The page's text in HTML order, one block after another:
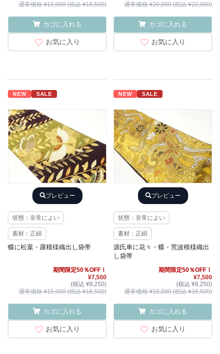
通常価格 ¥15,000 (税込 ¥16,500)
カゴに入れる
お気に入り
通常価格 ¥20,000 (税込 ¥22,000)
カゴに入れる
お気に入り
NEW SALE
プレビュー
状態：非常によい
素材：正絹
蝶に松葉・露模様織出し袋帯
期間限定50％OFF！
¥7,500
(税込 ¥8,250)
通常価格 ¥15,000 (税込 ¥16,500)
カゴに入れる
お気に入り
NEW SALE
プレビュー
状態：非常によい
素材：正絹
源氏車に花々・蝶・荒波模様織出
し袋帯
期間限定50％OFF！
¥7,500
(税込 ¥8,250)
通常価格 ¥15,000 (税込 ¥16,500)
カゴに入れる
お気に入り